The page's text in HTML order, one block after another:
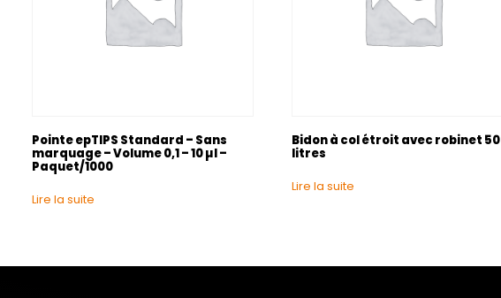
Pointe epTIPS Standard – Sans
marquage – Volume 0,1 – 10 µl –
Paquet/1000
Lire la suite
Bidon à col étroit avec robinet 50
litres
Lire la suite